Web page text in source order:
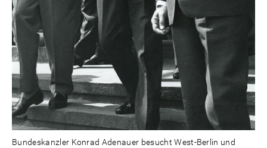
Bundeskanzler Konrad Adenauer besucht West-Berlin und